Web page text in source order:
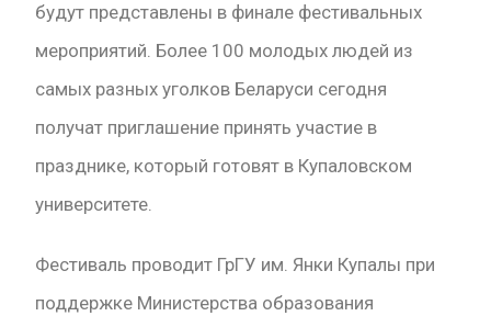
будут представлены в финале фестивальных
мероприятий. Более 100 молодых людей из
самых разных уголков Беларуси сегодня
получат приглашение принять участие в
празднике, который готовят в Купаловском
университете.
Фестиваль проводит ГрГУ им. Янки Купалы при
поддержке Министерства образования